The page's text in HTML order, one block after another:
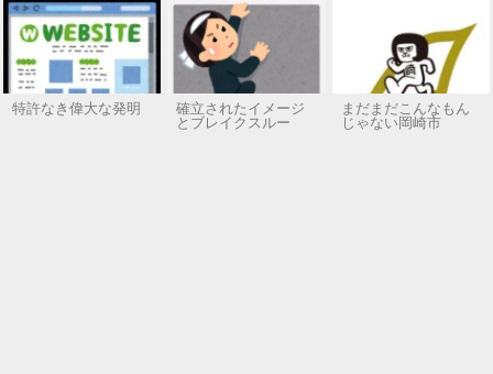
特許なき偉大な発明 確立されたイメージ
とブレイクスルー
まだまだこんなもん
じゃない岡崎市